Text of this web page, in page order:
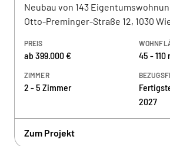
Neubau von 143
Otto-Preminger-Straße 12, 1030
PREIS
ab 399.000 € 45 - 110
ZIMMER
2 - 5 Zimmer
2027
Zum Projekt